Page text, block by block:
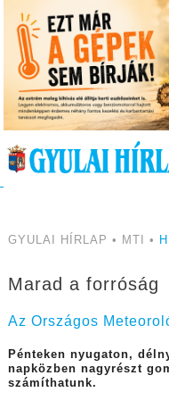
GYULAI HÍRLAP • MTI •
Marad a forróság
Az Országos
Pénteken nyugaton,
napközben nagyrészt
számíthatunk.